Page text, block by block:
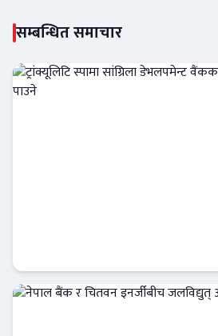
सम्बन्धित समाचार
बैंक-वित्त